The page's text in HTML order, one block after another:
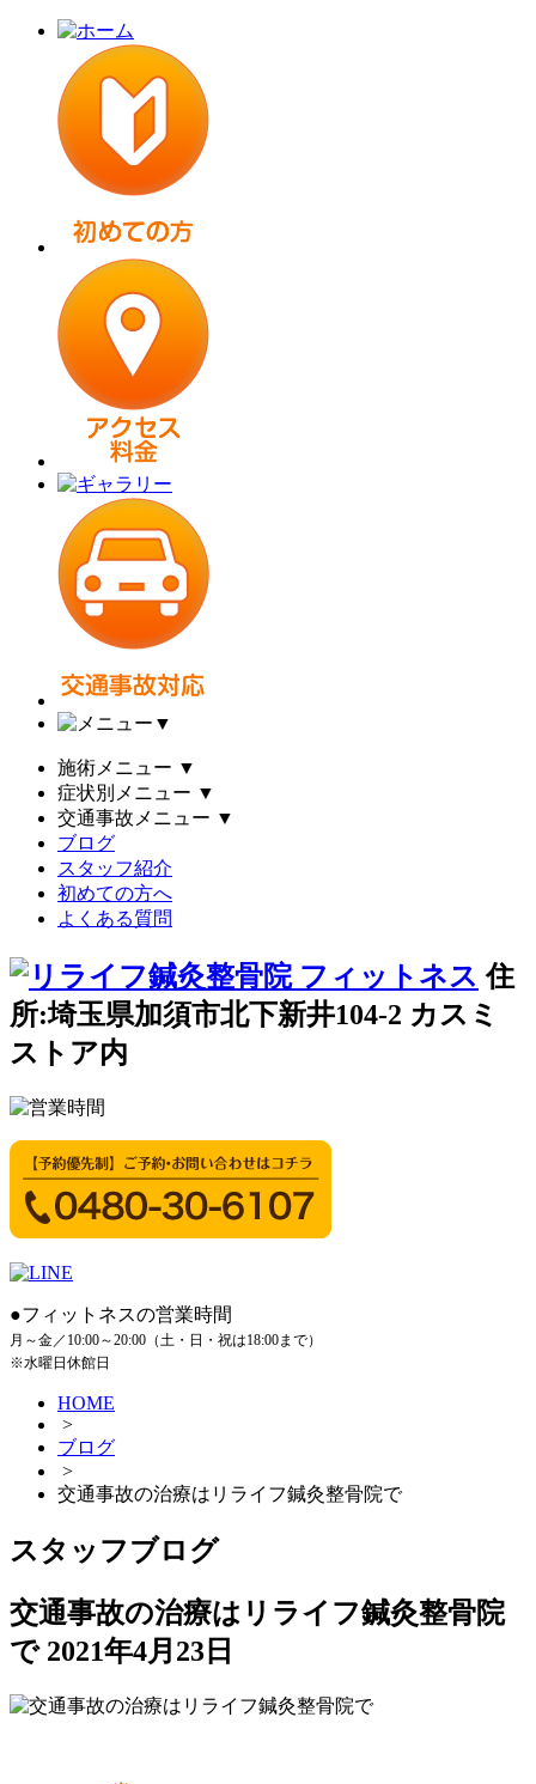
▼
施術メニュー ▼
症状別メニュー ▼
交通事故メニュー ▼
ブログ
スタッフ紹介
初めての方へ
よくある質問
住
所:埼玉県加須市北下新井104-2 カスミ
ストア内
●フィットネスの営業時間
月～金／10:00～20:00（土・日・祝は18:00まで）
※水曜日休館日
HOME
>
ブログ
>
交通事故の治療はリライフ鍼灸整骨院で
スタッフブログ
交通事故の治療はリライフ鍼灸整骨院
で 2021年4月23日